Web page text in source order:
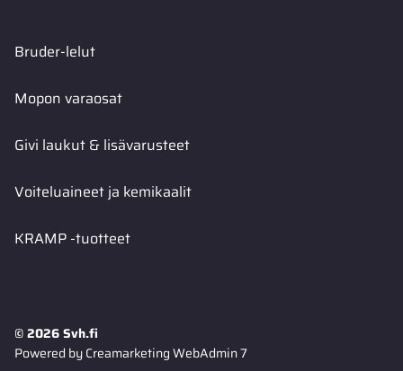
Bruder-lelut
Mopon varaosat
Givi laukut & lisävarusteet
Voiteluaineet ja kemikaalit
KRAMP -tuotteet
© 2026 Svh.fi
Powered byCreamarketing WebAdmin 7